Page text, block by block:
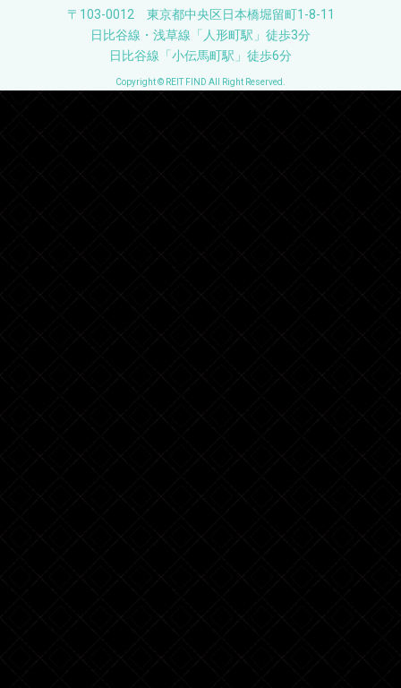
〒103-0012 東京都中央区日本橋堀留町1-8-11
日比谷線・浅草線「人形町駅」徒歩3分
日比谷線「小伝馬町駅」徒歩6分
Copyright © REIT FIND All Right Reserved.